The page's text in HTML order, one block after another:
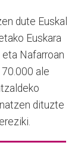
dute Euskal
Euskara
eta Nafarroan
ale
dituzte